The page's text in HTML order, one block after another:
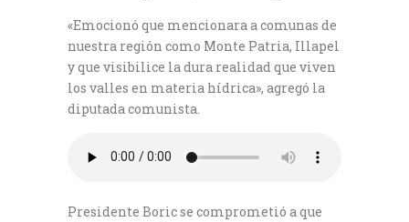
«Emocionó que mencionara a comunas de
nuestra región como Monte Patria, Illapel
y que visibilice la dura realidad que viven
los valles en materia hídrica», agregó la
diputada comunista.
Presidente Boric se comprometió a que